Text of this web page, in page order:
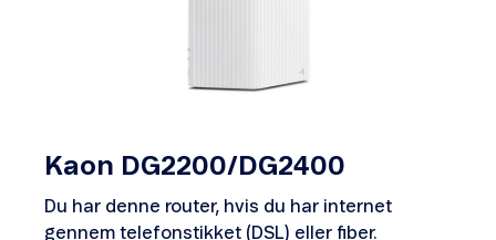
Opsætning og hjælp
Opsætning og hjælp
Kaon DG2200/DG2400
Du har denne router, hvis du har internet
gennem telefonstikket (DSL) eller fiber.